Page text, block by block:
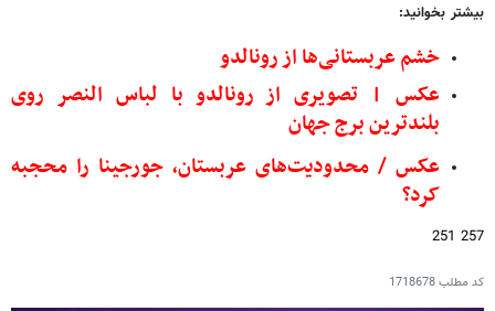
بیشتر بخوانید:
خشم عربستانی‌ها از رونالدو
عکس | تصویری از رونالدو با لباس النصر روی
بلندترین برج جهان
عکس / محدودیت‌های عربستان، جورجینا را محجبه
کرد؟
257 251
کد مطلب1718678